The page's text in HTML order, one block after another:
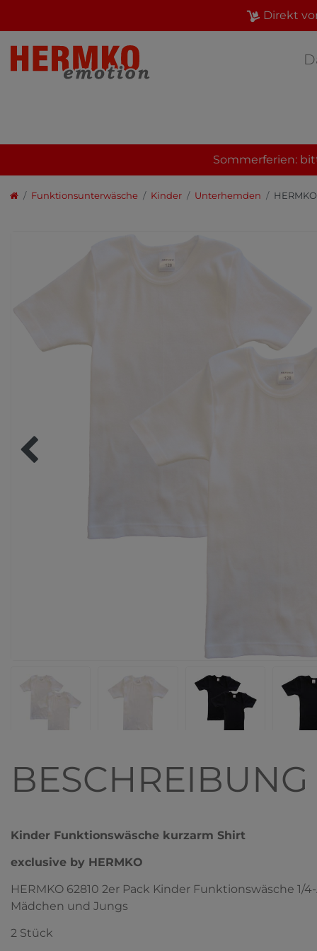
Direkt
Sommerferien:
Funktionsunterwäsche Kinder Unterhemden
BESCHREIBUNG
Kinder Funktionswäsche kurzarm Shirt
exclusive by HERMKO
HERMKO 62810 2er Pack Kinder Funktionswäsche
Mädchen und Jungs
2 Stück